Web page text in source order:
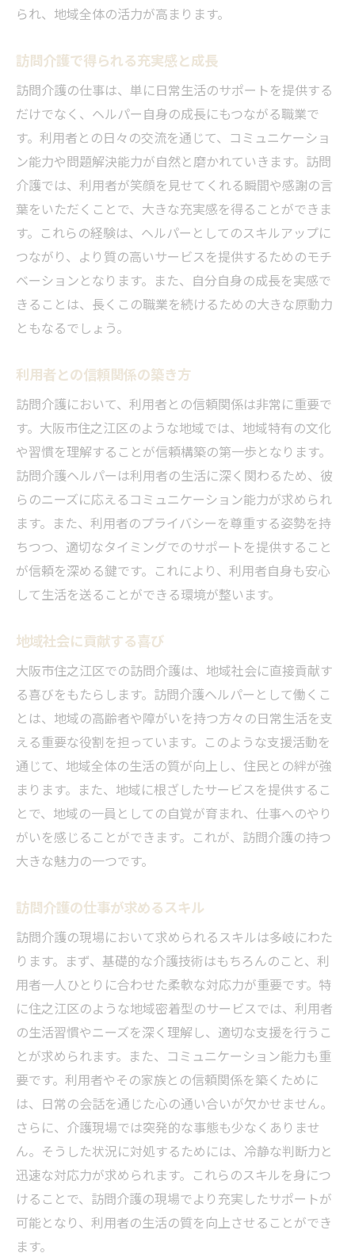
職場環境が給料に与える影響
給料面での不安を解消する方法
住之江区での訪問介護の仕事における報酬
の特徴
訪問介護の福利厚生制度を活用して安心の生活
を
福利厚生の充実がもたらす安心感
訪問介護ヘルパーにとってのメリット
住之江区での制度の活用例
福利厚生を活かしたキャリア設計
健康維持に役立つ制度の紹介
福利厚生がもたらす働きやすさとは
住之江区の地域特性と介護の関係
訪問介護がもたらす地域の絆
地域住民との協力体制の構築
訪問介護の役割と地域社会の課題
住之江区での持続可能な介護サービス
地域における介護サービスの未来像
訪問介護の未経験者にも安心の研修制度とは
未経験から始める訪問介護の道
研修制度の内容とその効果
未経験者が安心して働けるサポート体制
研修を活かした実務での活躍
訪問介護でキャリアを積むための第一歩
訪問介護を通じて地域社会に貢献する喜び
地域社会への貢献度を実感する瞬間
訪問介護がつなぐ人々の輪
地域の生活を支える訪問介護の意義
住之江区での実際の貢献事例
訪問介護が生み出すコミュニティの活性化
住之江区が提供する訪問介護の強み
地域性に応じたサービスの提供
住之江区での訪問介護が選ばれる理由
訪問介護の魅力ある働き方
住之江区での実践的な訪問介護
選ばれる訪問介護とは何か
られ、地域全体の活力が高まります。
訪問介護で得られる充実感と成長
訪問介護の仕事は、単に日常生活のサポートを提供する
だけでなく、ヘルパー自身の成長にもつながる職業で
す。利用者との日々の交流を通じて、コミュニケーショ
ン能力や問題解決能力が自然と磨かれていきます。訪問
介護では、利用者が笑顔を見せてくれる瞬間や感謝の言
葉をいただくことで、大きな充実感を得ることができま
す。これらの経験は、ヘルパーとしてのスキルアップに
つながり、より質の高いサービスを提供するためのモチ
ベーションとなります。また、自分自身の成長を実感で
きることは、長くこの職業を続けるための大きな原動力
ともなるでしょう。
利用者との信頼関係の築き方
訪問介護において、利用者との信頼関係は非常に重要で
す。大阪市住之江区のような地域では、地域特有の文化
や習慣を理解することが信頼構築の第一歩となります。
訪問介護ヘルパーは利用者の生活に深く関わるため、彼
らのニーズに応えるコミュニケーション能力が求められ
ます。また、利用者のプライバシーを尊重する姿勢を持
ちつつ、適切なタイミングでのサポートを提供すること
が信頼を深める鍵です。これにより、利用者自身も安心
して生活を送ることができる環境が整います。
地域社会に貢献する喜び
大阪市住之江区での訪問介護は、地域社会に直接貢献す
る喜びをもたらします。訪問介護ヘルパーとして働くこ
とは、地域の高齢者や障がいを持つ方々の日常生活を支
える重要な役割を担っています。このような支援活動を
通じて、地域全体の生活の質が向上し、住民との絆が強
まります。また、地域に根ざしたサービスを提供するこ
とで、地域の一員としての自覚が育まれ、仕事へのやり
がいを感じることができます。これが、訪問介護の持つ
大きな魅力の一つです。
訪問介護の仕事が求めるスキル
訪問介護の現場において求められるスキルは多岐にわた
ります。まず、基礎的な介護技術はもちろんのこと、利
用者一人ひとりに合わせた柔軟な対応力が重要です。特
に住之江区のような地域密着型のサービスでは、利用者
の生活習慣やニーズを深く理解し、適切な支援を行うこ
とが求められます。また、コミュニケーション能力も重
要です。利用者やその家族との信頼関係を築くために
は、日常の会話を通じた心の通い合いが欠かせません。
さらに、介護現場では突発的な事態も少なくありませ
ん。そうした状況に対処するためには、冷静な判断力と
迅速な対応力が求められます。これらのスキルを身につ
けることで、訪問介護の現場でより充実したサポートが
可能となり、利用者の生活の質を向上させることができ
ます。